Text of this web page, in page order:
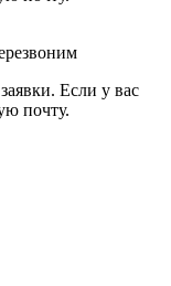
Если у вас
почту.